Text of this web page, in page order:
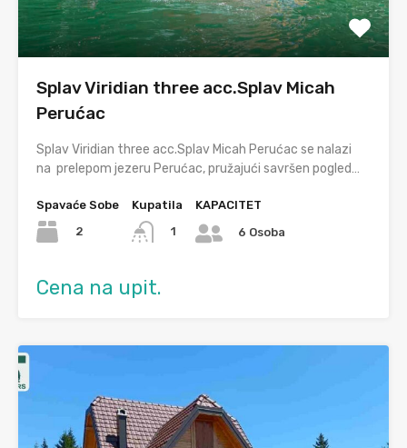
Splav Viridian three acc.Splav Micah
Perućac
Splav Viridian three acc.Splav Micah Perućac se nalazi
na prelepom jezeru Perućac, pružajući savršen pogled…
Spavaće Sobe
2
Kupatila
1
KAPACITET
6 Osoba
Cena na upit.